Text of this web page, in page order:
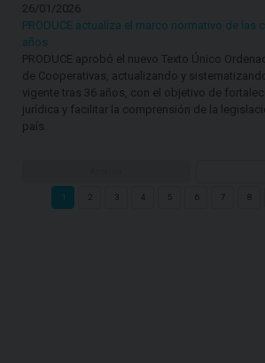
26/01/2026
PRODUCE actualiza el marco normativo de las
años
PRODUCE aprobó el nuevo Texto Único
de Cooperativas, actualizando y
vigente tras 36 años, con el objetivo de
jurídica y facilitar la comprensión de la
país.
1 2 3 4 5 6 7 8